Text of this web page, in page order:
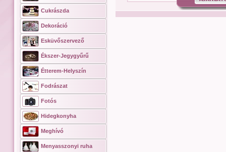
Cukrászda
Dekoráció
Esküvőszervező
Ékszer-Jegygyűrű
Étterem-Helyszín
Fodrászat
Fotós
Hidegkonyha
Meghívó
Menyasszonyi ruha